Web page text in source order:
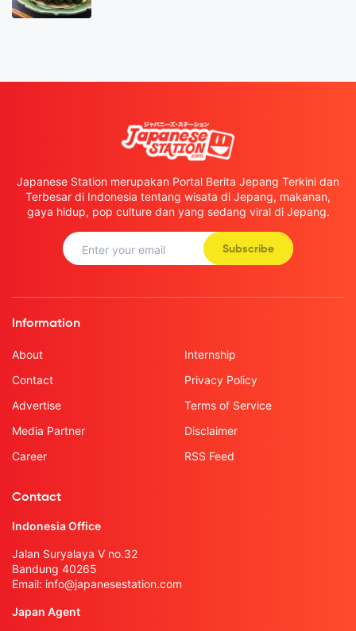
Japanese Station merupakan Portal Berita Jepang Terkini dan
Terbesar di Indonesia tentang wisata di Jepang, makanan,
gaya hidup, pop culture dan yang sedang viral di Jepang.
Subscribe
Information
About
Contact
Advertise
Media Partner
Career
Internship
Privacy Policy
Terms of Service
Disclaimer
RSS Feed
Contact
Indonesia Office
Jalan Suryalaya V no.32
Bandung 40265
Email: info@japanesestation.com
Japan Agent